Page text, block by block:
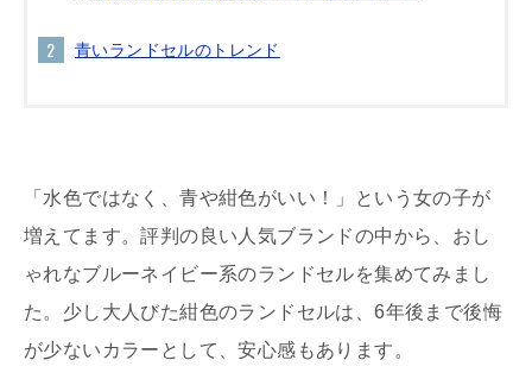
青いランドセルのトレンド
「水色ではなく、青や紺色がいい！」という女の子が
増えてます。評判の良い人気ブランドの中から、おし
ゃれなブルーネイビー系のランドセルを集めてみまし
た。少し大人びた紺色のランドセルは、6年後まで後悔
が少ないカラーとして、安心感もあります。